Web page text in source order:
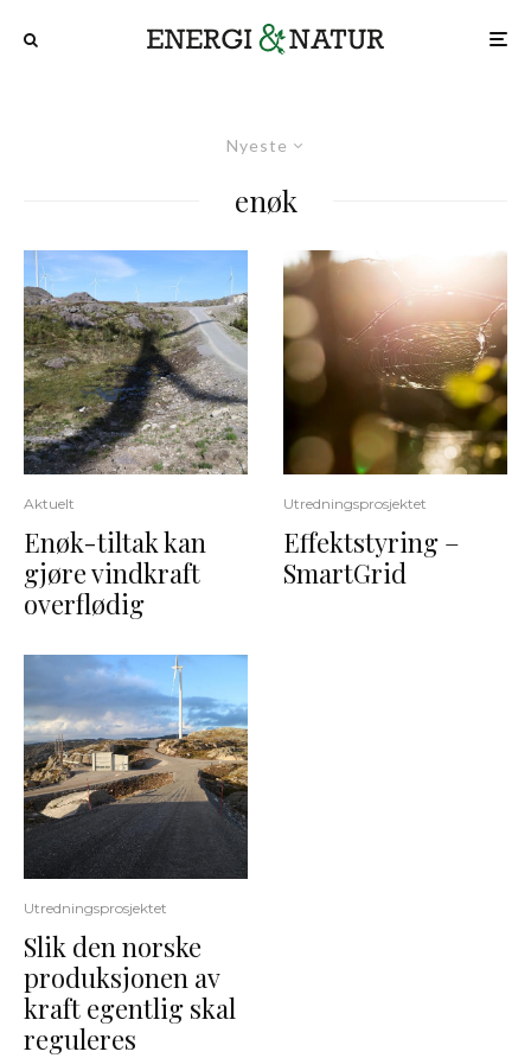
Nyeste
enøk
Aktuelt
Enøk-tiltak kan
gjøre vindkraft
overflødig
Utredningsprosjektet
Slik den norske
produksjonen av
kraft egentlig skal
reguleres
Utredningsprosjektet
Effektstyring –
SmartGrid